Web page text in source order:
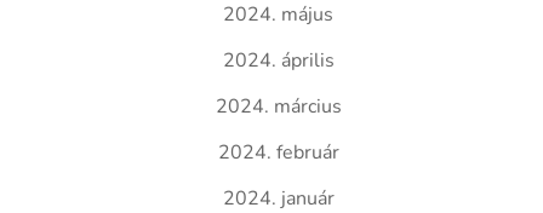
2024. május
2024. április
2024. március
2024. február
2024. január